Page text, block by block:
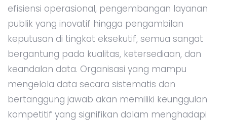
efisiensi operasional, pengembangan layanan
publik yang inovatif hingga pengambilan
keputusan di tingkat eksekutif, semua sangat
bergantung pada kualitas, ketersediaan, dan
keandalan data. Organisasi yang mampu
mengelola data secara sistematis dan
bertanggung jawab akan memiliki keunggulan
kompetitif yang signifikan dalam menghadapi